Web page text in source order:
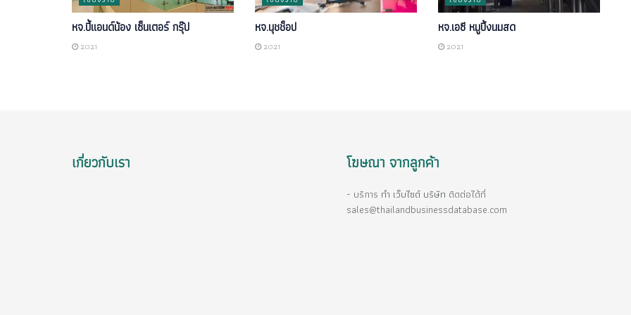
หจ.ปี้แอนด์น้อง เซ็นเตอร์ กรุ๊ป
2021
หจ.นุชช็อป
2021
หจ.เอซี หมูปิ้งนมสด
2021
เกี่ยวกับเรา โฆษณา จากลูกค้า
- บริการ ทำ เว็บไซต์ บริษัท ติดต่อได้ที่
sales@thailandbusinessdatabase.com